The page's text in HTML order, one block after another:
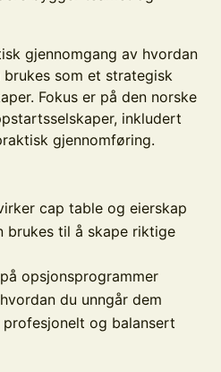
gjennomgang av hvordan
som et strategisk
Fokus er på den norske
inkludert
gjennomføring.
cap table og eierskap
brukes til å skape riktige
opsjonsprogrammer
du unngår dem
og balansert